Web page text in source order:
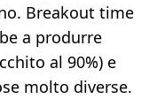
Breakout time
a produrre
al 90%) e
molto diverse.